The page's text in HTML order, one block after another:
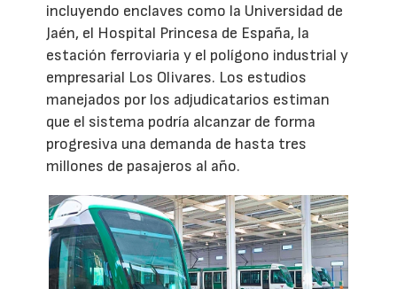
incluyendo enclaves como la Universidad de
Jaén, el Hospital Princesa de España, la
estación ferroviaria y el polígono industrial y
empresarial Los Olivares. Los estudios
manejados por los adjudicatarios estiman
que el sistema podría alcanzar de forma
progresiva una demanda de hasta tres
millones de pasajeros al año.